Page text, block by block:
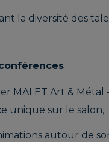
DERVIEUX
la diversité des
MALET Art &
unique sur le salon,
autour de